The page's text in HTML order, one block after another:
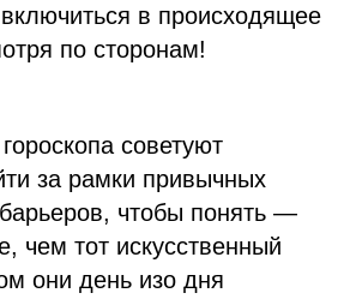
в происходящее
по сторонам!
советуют
за рамки привычных
чтобы понять —
чем тот искусственный
они день изо дня